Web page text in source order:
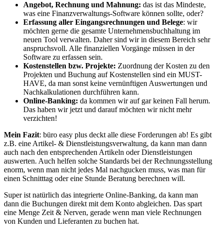
Angebot, Rechnung und Mahnung: das ist das Mindeste,
was eine Finanzverwaltungs-Software können sollte, oder?
Erfassung aller Eingangsrechnungen und Belege: wir
möchten gerne die gesamte Unternehmensbuchhaltung im
neuen Tool verwalten. Daher sind wir in diesem Bereich sehr
anspruchsvoll. Alle finanziellen Vorgänge müssen in der
Software zu erfassen sein.
Kostenstellen bzw. Projekte: Zuordnung der Kosten zu den
Projekten und Buchung auf Kostenstellen sind ein MUST-
HAVE, da man sonst keine vernünftigen Auswertungen und
Nachkalkulationen durchführen kann.
Online-Banking: da kommen wir auf gar keinen Fall herum.
Das haben wir jetzt und darauf möchten wir nicht mehr
verzichten!
Mein Fazit: büro easy plus deckt alle diese Forderungen ab! Es gibt
z.B. eine Artikel- & Dienstleistungsverwaltung, da kann man dann
auch nach den entsprechenden Artikeln oder Dienstleistungen
auswerten. Auch helfen solche Standards bei der Rechnungsstellung
enorm, wenn man nicht jedes Mal nachgucken muss, was man für
einen Schnitttag oder eine Stunde Beratung berechnen will.
Super ist natürlich das integrierte Online-Banking, da kann man
dann die Buchungen direkt mit dem Konto abgleichen. Das spart
eine Menge Zeit & Nerven, gerade wenn man viele Rechnungen
von Kunden und Lieferanten zu buchen hat.